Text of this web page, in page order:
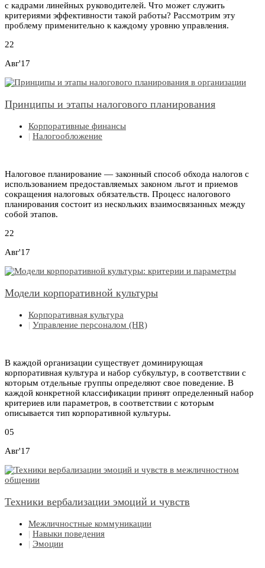
с кадрами линейных руководителей. Что может служить
критериями эффективности такой работы? Рассмотрим эту
проблему применительно к каждому уровню управления.
22
Авг'17
Принципы и этапы налогового планирования
Корпоративные финансы
| Налогообложение
Налоговое планирование — законный способ обхода налогов с
использованием предоставляемых законом льгот и приемов
сокращения налоговых обязательств. Процесс налогового
планирования состоит из нескольких взаимосвязанных между
собой этапов.
22
Авг'17
Модели корпоративной культуры
Корпоративная культура
| Управление персоналом (HR)
В каждой организации существует доминирующая
корпоративная культура и набор субкультур, в соответствии с
которым отдельные группы определяют свое поведение. В
каждой конкретной классификации принят определенный набор
критериев или параметров, в соответствии с которым
описывается тип корпоративной культуры.
05
Авг'17
Техники вербализации эмоций и чувств
Межличностные коммуникации
| Навыки поведения
| Эмоции